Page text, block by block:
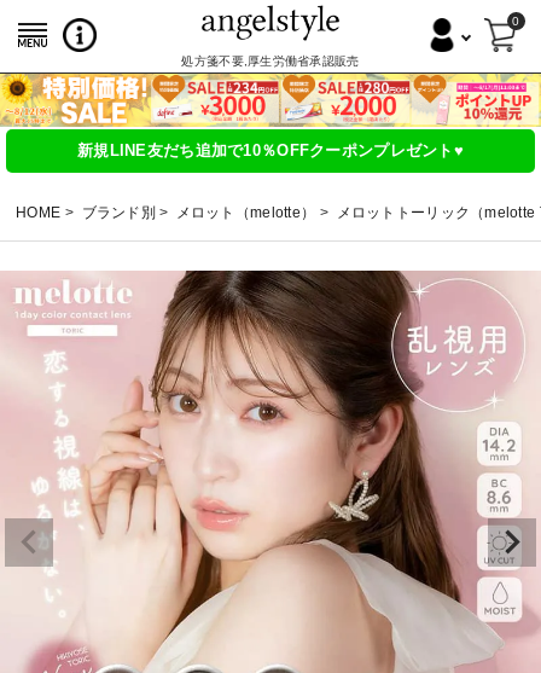
処方箋不要,厚生労働省承認販売
0
新規LINE友だち追加で10％OFFクーポンプレゼント♥
HOME ブランド別 メロット（melotte） メロットトーリック（melotte